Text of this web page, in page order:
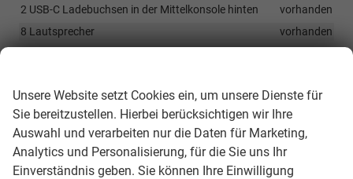
2 USB-C Ladebuchsen in der Mittelkonsole hinten
vorhanden
8 Lautsprecher
vorhanden
Mobiltelefon-Schnittstelle "Comfort" mit induktiver Ladefunktion
vorhanden
We Connect & We Connect Plus Vorbereitung
vorhanden
Sprachassistent IDA und elektronische Sprachverstärkung
vorhanden
Unsere Website setzt Cookies ein, um unsere Dienste für
Sie bereitzustellen. Hierbei berücksichtigen wir Ihre
Auswahl und verarbeiten nur die Daten für Marketing,
Analytics und Personalisierung, für die Sie uns Ihr
Einverständnis geben. Sie können Ihre Einwilligung